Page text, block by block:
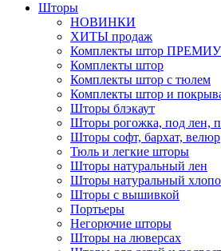
Шторы
НОВИНКИ
ХИТЫ продаж
Комплекты штор
Комплекты штор
Комплекты штор с тюлем
Комплекты штор и
Шторы блэкаут
Шторы рогожка, под лен,
Шторы софт, бархат, велюр
Тюль и легкие шторы
Шторы натуральный лен
Шторы натуральный
Шторы с вышивкой
Портьеры
Негорючие шторы
Шторы на люверсах